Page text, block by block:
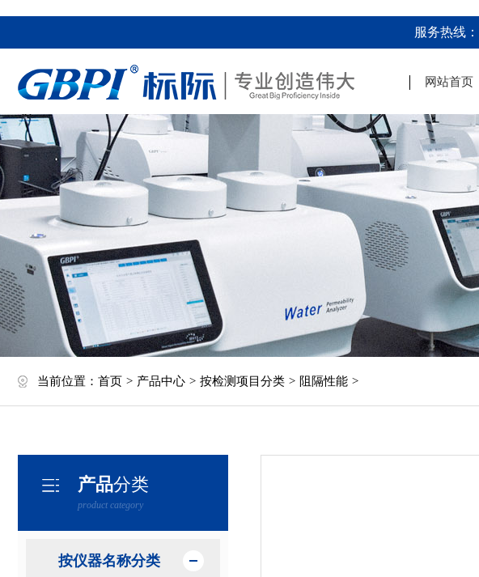
服务热线：
网站首页
当前位置： 首页 > 产品中心 > 按检测项目分类 > 阻隔性能 >
产品分类
product category
按仪器名称分类